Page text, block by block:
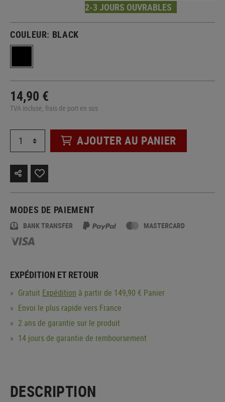
2-3 JOURS OUVRABLES
COULEUR: BLACK
14,90 €
TVA incluse, frais de port en sus
AJOUTER AU PANIER
MODES DE PAIEMENT
BANK TRANSFER MASTERCARD
EXPÉDITION ET RETOUR
Gratuit Expédition à partir de 149,90 € Panier
Envoi le plus rapide vers France
2 ans de garantie sur le produit
14 jours de garantie de remboursement
DESCRIPTION